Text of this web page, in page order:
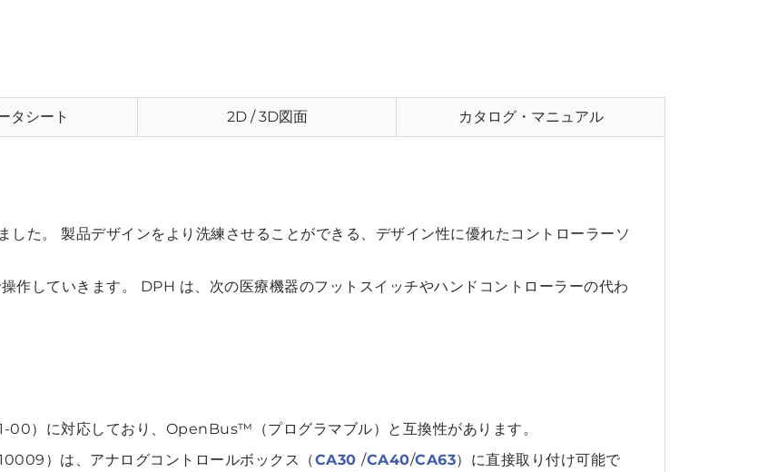
タシート 2D / 3D図面 カタログ・マニュアル
た。 製品デザインをより洗練させることができる、デザイン性に優れたコントローラーソ
作していきます。 DPH は、次の医療機器のフットスイッチやハンドコントローラーの代わ
）に対応しており、OpenBus™（プログラマブル）と互換性があります。
）は、アナログコントロールボックス（CA30 /CA40/CA63）に直接取り付け可能で